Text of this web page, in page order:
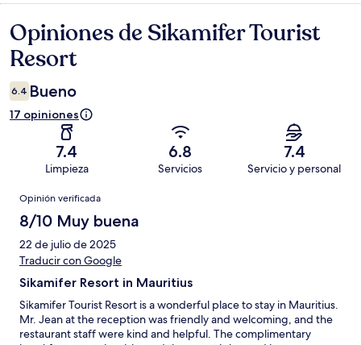
Opiniones
Opiniones de Sikamifer Tourist
Resort
6.4 Bueno
17 opiniones
7.4
Limpieza
6.8
Servicios
7.4
Servicio y personal
Opiniones
Opinión verificada
8/10 Muy buena
22 de julio de 2025
Traducir con Google
Sikamifer Resort in Mauritius
Sikamifer Tourist Resort is a wonderful place to stay in Mauritius.
Mr. Jean at the reception was friendly and welcoming, and the
restaurant staff were kind and helpful. The complimentary